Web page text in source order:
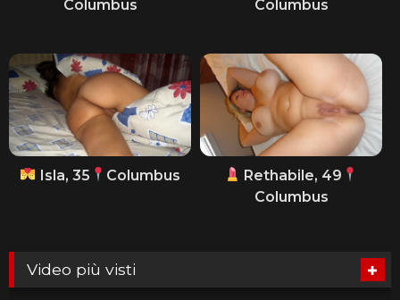
Columbus Columbus
Isla, 35 Columbus
Rethabile, 49
Columbus
Video più visti